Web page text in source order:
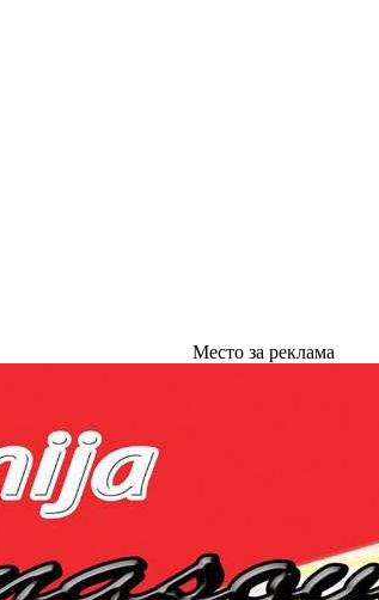
Место за реклама